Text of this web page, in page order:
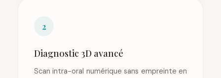
2
Diagnostic 3D avancé
Scan intra-oral numérique sans empreinte en